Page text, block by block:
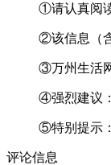
①请认真阅
②该信息（
③万州生活
④强烈建议
⑤特别提示：
评论信息